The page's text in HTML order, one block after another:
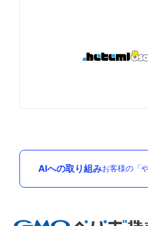
AIへの取り組みお客様の「